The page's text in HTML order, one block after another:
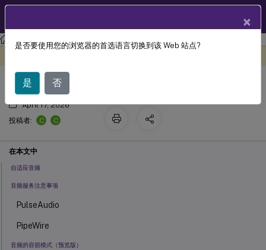
Linux 虚拟投递代理 Linux 虚拟投递代理 2407
音频功能
April 17, 2026
投稿者:
C C
在本文中
自适应音频
音频服务注意事项
PulseAudio
PipeWire
音频的容损模式（预览版）
×
是否要使用您的浏览器的首选语言切换到该 Web 站点?
是 否